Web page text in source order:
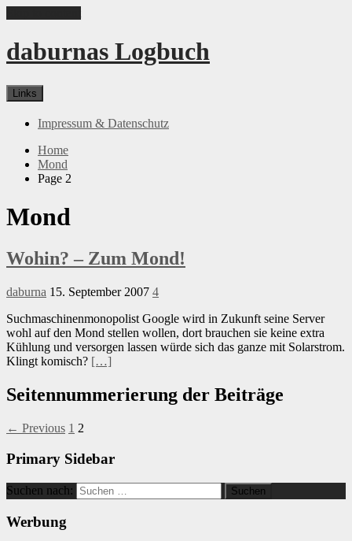
daburnas Logbuch
Links
Impressum & Datenschutz
Home
Mond
Page 2
Mond
Wohin? – Zum Mond!
daburna 15. September 2007 4
Suchmaschinenmonopolist Google wird in Zukunft seine Server
wohl auf den Mond stellen wollen, dort brauchen sie keine extra
Kühlung und versorgen lassen würde sich das ganze mit Solarstrom.
Klingt komisch? […]
Seitennummerierung der Beiträge
← Previous 1 2
Primary Sidebar
Suchen nach:
Werbung